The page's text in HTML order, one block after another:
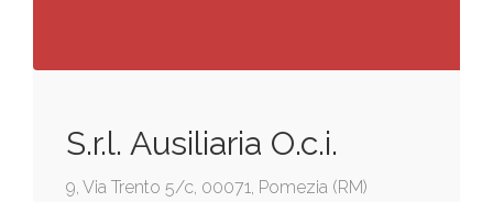
S.r.l. Ausiliaria O.c.i.
9, Via Trento 5/c, 00071, Pomezia (RM)